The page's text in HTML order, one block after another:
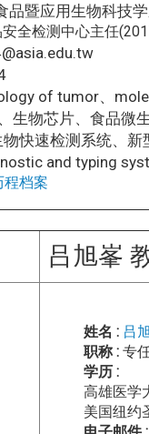
品暨应用生物科技
全检测中心主任
of tumor、
生物芯片、食品微
速检测系统、新
and typing
程档案
吕旭峯
姓名 : 吕
职称 : 专
学历 :
高雄医学
美国纽约